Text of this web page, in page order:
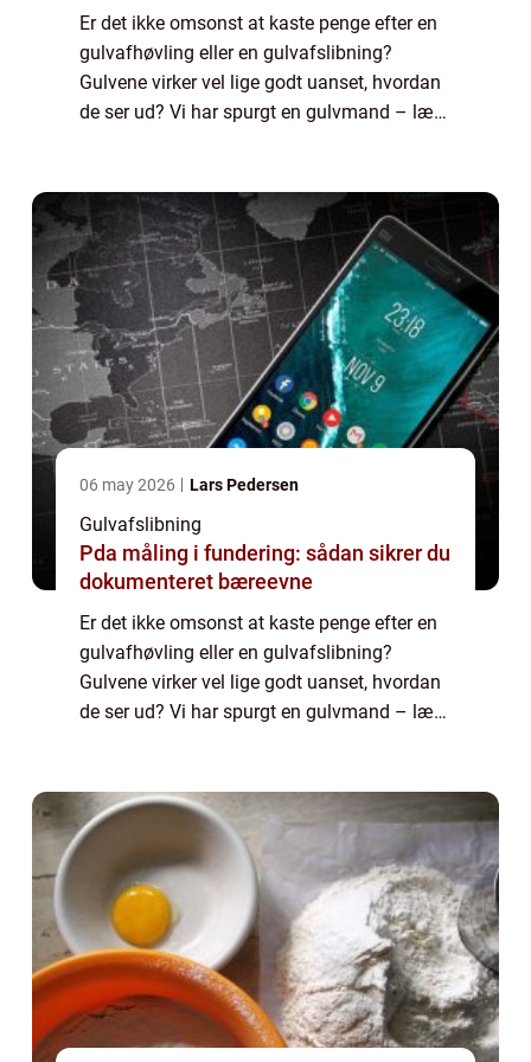
Er det ikke omsonst at kaste penge efter en
gulvafhøvling eller en gulvafslibning?
Gulvene virker vel lige godt uanset, hvordan
de ser ud? Vi har spurgt en gulvmand – læs
06 may 2026 Lars Pedersen
Gulvafslibning
Pda måling i fundering: sådan sikrer du
dokumenteret bæreevne
Er det ikke omsonst at kaste penge efter en
gulvafhøvling eller en gulvafslibning?
Gulvene virker vel lige godt uanset, hvordan
de ser ud? Vi har spurgt en gulvmand – læs